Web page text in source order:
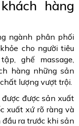
hàng
ngành phân phối
cho người tiêu
ghế massage,
hàng những sản
lượng vượt trội.
được sản xuất
xuất xứ rõ ràng và
ra trước khi sản